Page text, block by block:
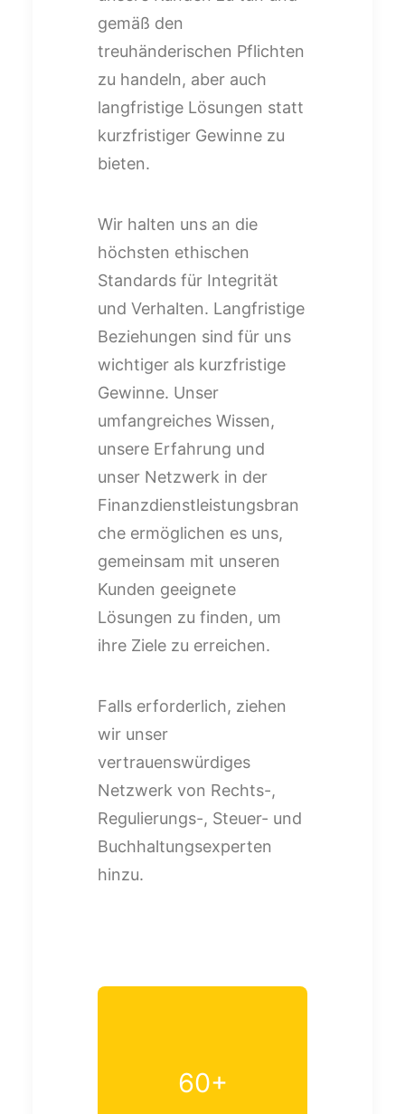
gemäß den
treuhänderischen Pflichten
zu handeln, aber auch
langfristige Lösungen statt
kurzfristiger Gewinne zu
bieten.
Wir halten uns an die
höchsten ethischen
Standards für Integrität
und Verhalten. Langfristige
Beziehungen sind für uns
wichtiger als kurzfristige
Gewinne. Unser
umfangreiches Wissen,
unsere Erfahrung und
unser Netzwerk in der
Finanzdienstleistungsbran
che ermöglichen es uns,
gemeinsam mit unseren
Kunden geeignete
Lösungen zu finden, um
ihre Ziele zu erreichen.
Falls erforderlich, ziehen
wir unser
vertrauenswürdiges
Netzwerk von Rechts-,
Regulierungs-, Steuer- und
Buchhaltungsexperten
hinzu.
60+